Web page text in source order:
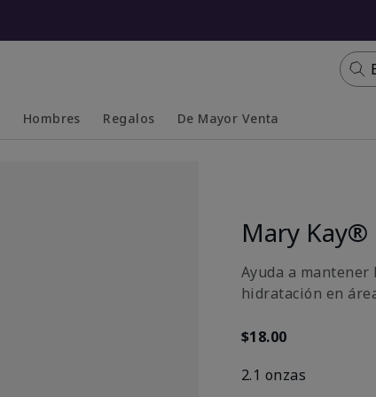
Hombres Regalos De Mayor Venta
Mary
Ayuda a
hidratación en
$18.00
2.1 onzas